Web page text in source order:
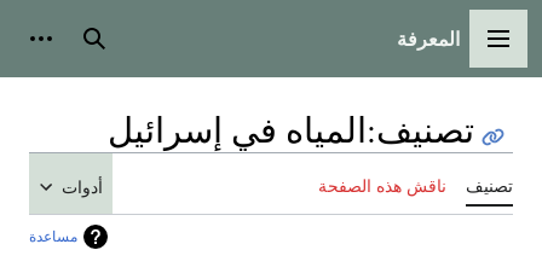
القائمة الرئيسية
المعرفة بحث
تصنيف:المياه في إسرائيل
تصنيف ناقش هذه الصفحة أدوات
مساعدة